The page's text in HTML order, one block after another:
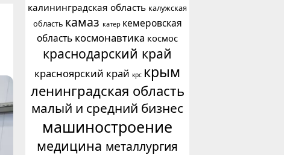
калининградская область калужская
область камаз катер кемеровская
область космонавтика космос
краснодарский край
красноярский край крс крым
ленинградская область
малый и средний бизнес
машиностроение
медицина металлургия